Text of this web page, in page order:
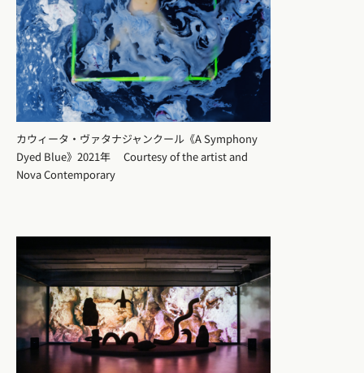
カウィータ・ヴァタナジャンクール《A Symphony
Dyed Blue》2021年 Courtesy of the artist and
Nova Contemporary